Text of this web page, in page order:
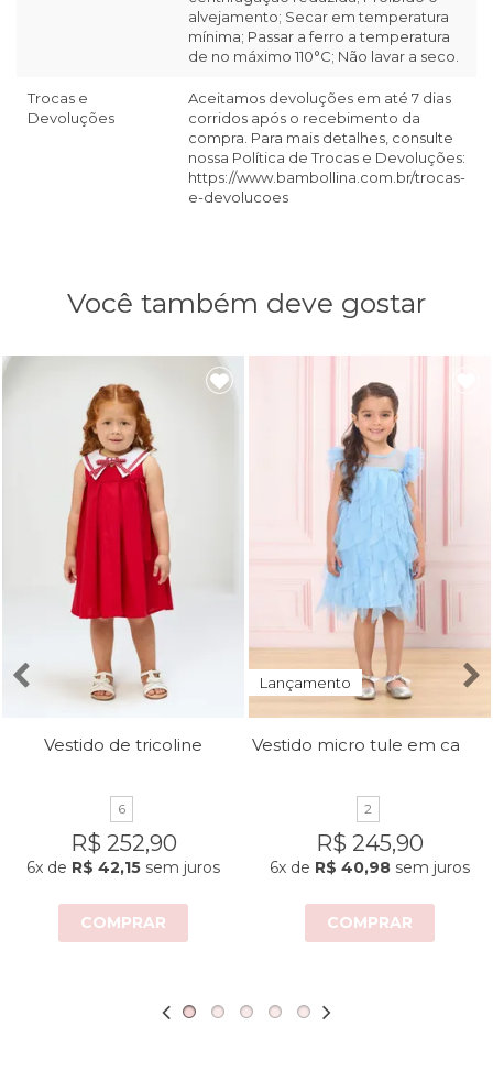
alvejamento; Secar em temperatura
mínima; Passar a ferro a temperatura
de no máximo 110°C; Não lavar a seco.
Trocas e
Devoluções
Aceitamos devoluções em até 7 dias
corridos após o recebimento da
compra. Para mais detalhes, consulte
nossa Política de Trocas e Devoluções:
https://www.bambollina.com.br/trocas-
e-devolucoes
Você também deve gostar
Vestido de tricoline
6
R$ 252,90
6x de R$ 42,15 sem juros
COMPRAR
Lançamento
2
R$ 245,90
6x de R$ 40,98 sem juros
COMPRAR